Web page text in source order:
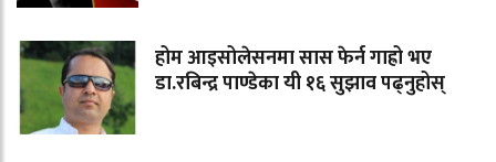
होम आइसोलेसनमा सास फेर्न गाह्रो भए
डा.रबिन्द्र पाण्डेका यी १६ सुझाव पढ्नुहोस्